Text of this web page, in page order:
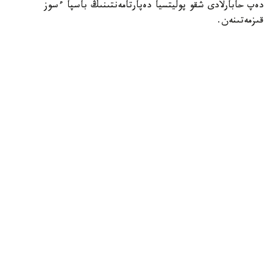
دەپ حابارلادى شقو پوليتسيا دەپارتامەنتىنىڭ باسپا ءسوز
قىزمەتىنەن.